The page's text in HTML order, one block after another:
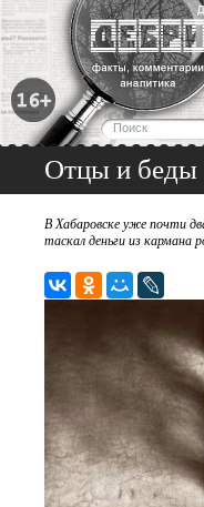
Отцы и беды
В Хабаровске уже почти
таскал деньги из кармана